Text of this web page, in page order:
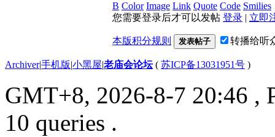
B Color Image Link Quote Code Smilies
您需要登录后才可以发帖 登录 | 立即
本版积分规则 发表帖子 转播给听
Archiver|手机版|小黑屋|老庙会论坛( 苏ICP备13031951号 )
GMT+8, 2026-8-7 20:46 ,
10 queries .